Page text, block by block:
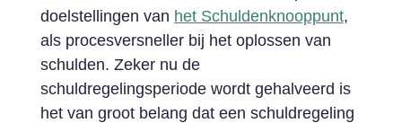
doelstellingen van het Schuldenknooppunt,
als procesversneller bij het oplossen van
schulden. Zeker nu de
schuldregelingsperiode wordt gehalveerd is
het van groot belang dat een schuldregeling